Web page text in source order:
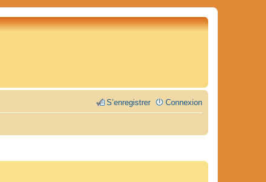
Connexion
S’enregistrer